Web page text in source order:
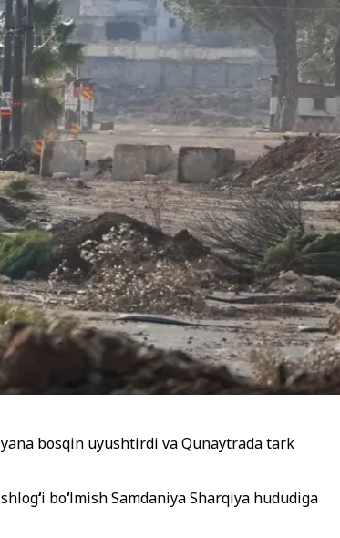
bosqin uyushtirdi va Qunaytrada tark
‘i bo‘lmish Samdaniya Sharqiya hududiga